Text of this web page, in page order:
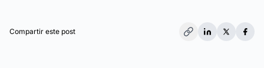
Compartir este post